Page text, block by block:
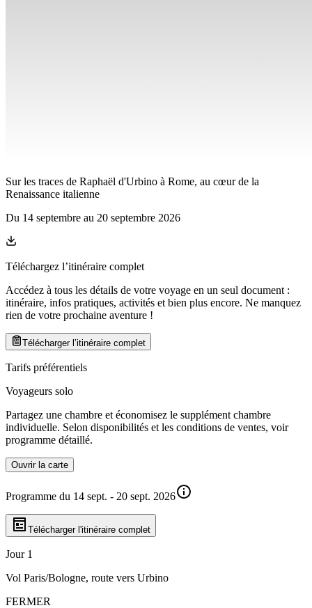
Sur les traces de Raphaël d'Urbino à Rome, au cœur de la
Renaissance italienne
Du 14 septembre au 20 septembre 2026
Téléchargez l’itinéraire complet
Accédez à tous les détails de votre voyage en un seul document :
itinéraire, infos pratiques, activités et bien plus encore. Ne manquez
rien de votre prochaine aventure !
Télécharger l’itinéraire complet
Tarifs préférentiels
Voyageurs solo
Partagez une chambre et économisez le supplément chambre
individuelle. Selon disponibilités et les conditions de ventes, voir
programme détaillé.
Ouvrir la carte
Programme du 14 sept. - 20 sept. 2026
Télécharger l'itinéraire complet
Jour 1
Vol Paris/Bologne, route vers Urbino
FERMER